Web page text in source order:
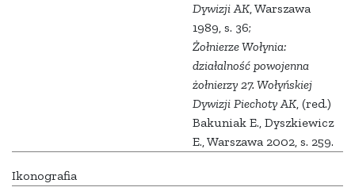
Dywizji AK, Warszawa
1989, s. 36;
Żołnierze Wołynia:
działalność powojenna
żołnierzy 27. Wołyńskiej
Dywizji Piechoty AK, (red.)
Bakuniak E., Dyszkiewicz
E., Warszawa 2002, s. 259.
Ikonografia